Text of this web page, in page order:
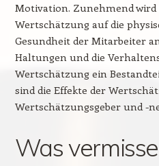
Motivation. Zunehmend
Wertschätzung auf die
Gesundheit der Mitarbeiter
Haltungen und die
Wertschätzung ein
sind die Effekte der
Wertschätzungsgeber und -
Was